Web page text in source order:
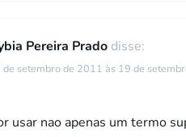
Pereira Prado disse:
de setembro de 2011 às 19 de
usar nao apenas um termo